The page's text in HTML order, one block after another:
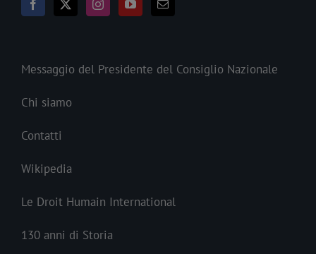
Messaggio del Presidente del Consiglio Nazionale
Chi siamo
Contatti
Wikipedia
Le Droit Humain International
130 anni di Storia